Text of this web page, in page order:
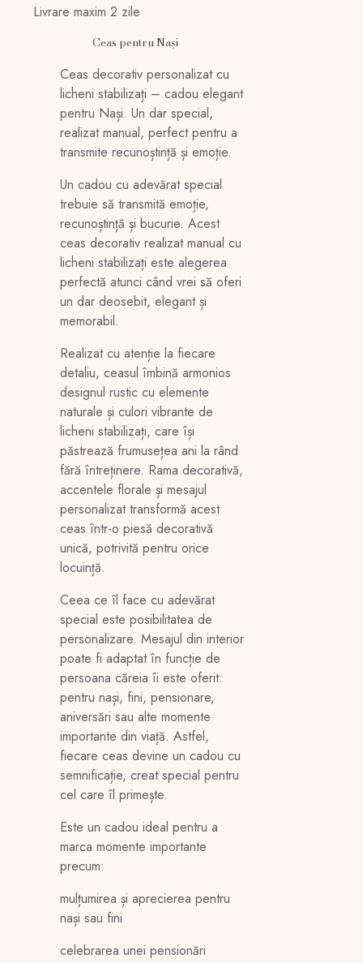
Livrare maxim 2 zile
Ceas pentru Nași
Ceas decorativ personalizat cu
licheni stabilizați – cadou elegant
pentru Nași. Un dar special,
realizat manual, perfect pentru a
transmite recunoștință și emoție.
Un cadou cu adevărat special
trebuie să transmită emoție,
recunoștință și bucurie. Acest
ceas decorativ realizat manual cu
licheni stabilizați este alegerea
perfectă atunci când vrei să oferi
un dar deosebit, elegant și
memorabil.
Realizat cu atenție la fiecare
detaliu, ceasul îmbină armonios
designul rustic cu elemente
naturale și culori vibrante de
licheni stabilizați, care își
păstrează frumusețea ani la rând
fără întreținere. Rama decorativă,
accentele florale și mesajul
personalizat transformă acest
ceas într-o piesă decorativă
unică, potrivită pentru orice
locuință.
Ceea ce îl face cu adevărat
special este posibilitatea de
personalizare. Mesajul din interior
poate fi adaptat în funcție de
persoana căreia îi este oferit:
pentru nași, fini, pensionare,
aniversări sau alte momente
importante din viață. Astfel,
fiecare ceas devine un cadou cu
semnificație, creat special pentru
cel care îl primește.
Este un cadou ideal pentru a
marca momente importante
precum:
mulțumirea și aprecierea pentru
nași sau fini
celebrarea unei pensionări